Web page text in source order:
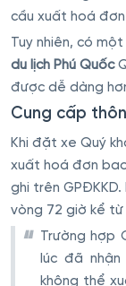
cầu xuất hoá đơn
Tuy nhiên, có
du lịch Phú Quốc
được dễ dàng
Cung cấp
Khi đặt xe Quý
xuất hoá đơn
ghi trên
vòng 72 giờ kể từ
Trường hợp
lúc đã
không thể